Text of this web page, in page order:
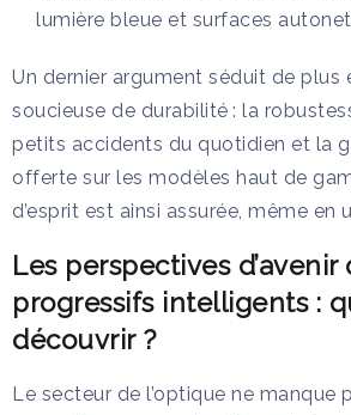
lumière bleue et surfaces
Un dernier argument séduit de plus
soucieuse de durabilité : la
petits accidents du quotidien et la
offerte sur les modèles haut de
d’esprit est ainsi assurée, même en
Les perspectives d’avenir
progressifs intelligents :
découvrir ?
Le secteur de l’optique ne manque